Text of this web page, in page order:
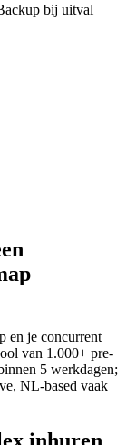
bij uitval
en je concurrent
van 1.000+ pre-
5 werkdagen;
NL-based vaak
inhuren